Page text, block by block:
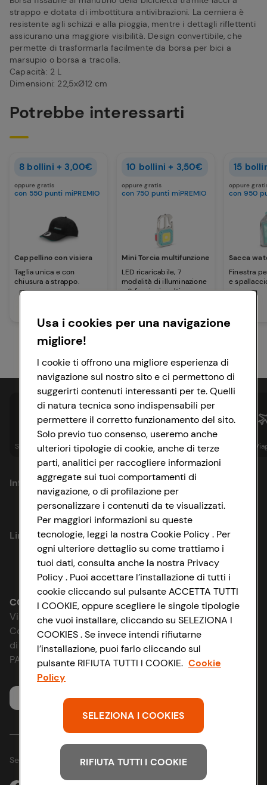
strappo e dotata di imbottitura antivibrazioni. La cerniera è
resistente agli schizzi e alla pioggia, mentre i dettagli riflettenti
assicurano una maggiore visibilità. Design convertibile, che
permette di trasformarla facilmente da borsa per bici a
marsupio o borsa a tracolla.
Capacità: 2 L
Dimensioni: 22,5xØ12 cm
Potrebbe interessarti
8 bollini + 3,00€
oppure gratis
con 550 punti miPREMIO
Cappellino con visiera
Taglia unica e con
chiusura a strappo.
10 bollini + 3,50€
oppure gratis
con 750 punti miPREMIO
Mini Torcia multifunzione
LED ricaricabile, 7
modalità di illuminazione
e 6 funzioni multiuso.
15
oppure
con 950
Sacca
Finestra
e
Spesa online Assicurazioni Sapori& Istituzionale
Informazioni
Privacy Policy
Cookie Policy
Impostazioni Cookie
Accessibilità
D&I e Parità di Genere
Strategia Fiscale
Link utili
Lavora con noi
Le cooperative
News & Approfondimenti
Richiami prodotto
Whistleblowing
CONAD SOCIETÀ COOPERATIVA
Via Michelino, 59 | 40127 BOLOGNA
Codice Fiscale e Registro Imprese
di Bologna 00865960157
PARTITA IVA 03320960374
Servizio clienti
Seguici sui Social:
Usa i cookies per una navigazione
migliore!
I cookie ti offrono una migliore esperienza di
navigazione sul nostro sito e ci permettono di
suggerirti contenuti interessanti per te. Quelli
di natura tecnica sono indispensabili per
permettere il corretto funzionamento del sito.
Solo previo tuo consenso, useremo anche
ulteriori tipologie di cookie, anche di terze
parti, analitici per raccogliere informazioni
aggregate sui tuoi comportamenti di
navigazione, o di profilazione per
personalizzare i contenuti da te visualizzati.
Per maggiori informazioni su queste
tecnologie, leggi la nostra Cookie Policy . Per
ogni ulteriore dettaglio su come trattiamo i
tuoi dati, consulta anche la nostra Privacy
Policy . Puoi accettare l’installazione di tutti i
cookie cliccando sul pulsante ACCETTA TUTTI
I COOKIE, oppure scegliere le singole tipologie
che vuoi installare, cliccando su SELEZIONA I
COOKIES . Se invece intendi rifiutarne
l’installazione, puoi farlo cliccando sul
pulsante RIFIUTA TUTTI I COOKIE. Cookie
Policy
SELEZIONA I COOKIES
RIFIUTA TUTTI I COOKIE